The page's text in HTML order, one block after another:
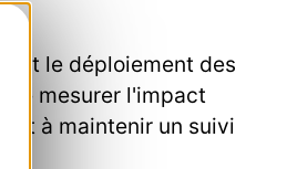
et le déploiement des
de mesurer l'impact
et à maintenir un suivi